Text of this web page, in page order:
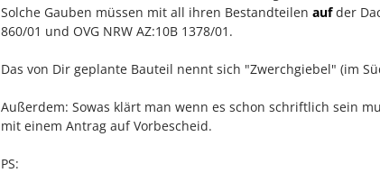
Solche Gauben müssen mit all ihren Bestandteilen aufder
860/01 und OVG NRW AZ:10B 1378/01.
Das von Dir geplante Bauteil nennt sich "Zwerchgiebel" (im
Außerdem: Sowas klärt man wenn es schon schriftlich sein
mit einem Antrag auf Vorbescheid.
PS: